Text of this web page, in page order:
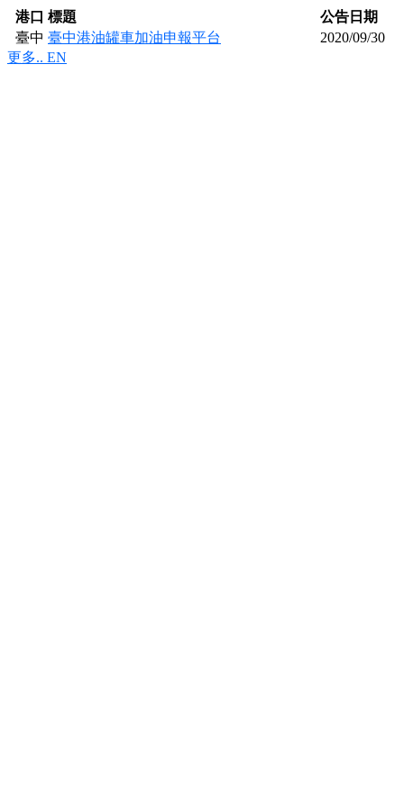
港口 標題
公告日期
臺中
港
臺中港油罐車加油申報平台
2020/09/30
更多.. EN